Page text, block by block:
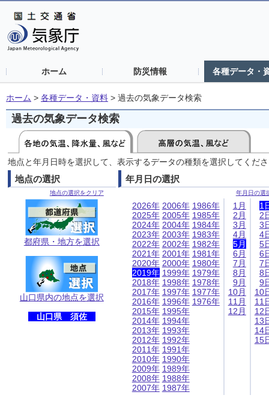
ホーム 防災情報 各種データ・
ホーム > 各種データ・資料 > 過去の気象データ検索
過去の気象データ検索
地点と年月日時を選択して、表示するデータの種類を選択してくだ
地点の選択
地点の選択をクリア
都府県・地方を選択
山口県内の地点を選択
山口県 須佐
年月日の選択
年月日の選
2026年
2025年
2024年
2023年
2022年
2021年
2020年
2019年
2018年
2017年
2016年
2015年
2014年
2013年
2012年
2011年
2010年
2009年
2008年
2007年
2006年
2005年
2004年
2003年
2002年
2001年
2000年
1999年
1998年
1997年
1996年
1995年
1994年
1993年
1992年
1991年
1990年
1989年
1988年
1987年
1986年
1985年
1984年
1983年
1982年
1981年
1980年
1979年
1978年
1977年
1976年
1月
2月
3月
4月
5月
6月
7月
8月
9月
10月
11月
12月
1
2
3
4
5
6
7
8
9
10
11
12
13
14
15